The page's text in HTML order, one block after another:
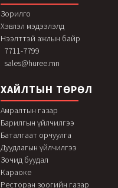
Зорилго
Хэвлэл мэдээлэлд
Нээлттэй ажлын байр
7711-7799
sales@huree.mn
ХАЙЛТЫН ТӨРӨЛ
Амралтын газар
Барилгын үйлчилгээ
Баталгаат орчуулга
Дуудлагын үйлчилгээ
Зочид буудал
Караоке
Ресторан зоогийн газар